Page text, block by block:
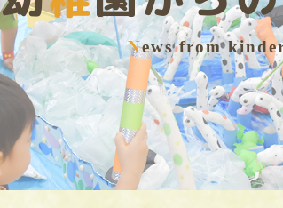
News from